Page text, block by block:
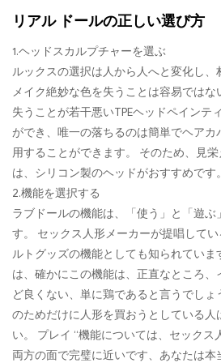
リアル ドールの正しい選び方
1.ヘッドスカルプチャーを選ぶ
ルックスの選択は人から人へと変化し、
メイク絶妙な色を失うことは容易ではな
失うことが若干悪いTPEヘッドペインテ
ができ、唯一の落ちるのは簡単でヘアカ
用することができます。 そのため、見
は、シリコン製のヘッドがおすすめです。
2.機能を選択する
ラブドールの機能は、「使う」と「遊ぶ
す。 セックス人形メーカーが提唱して
ルトグッズの機能としても知られていま
は、確かにこの機能は、正直なところ、
ど良くない、単に鶏であると言うでし
のためだけに人形を買おうとしている人
い。 プレイ “機能については、セック
両方の面で完璧に近いです、あなたは本